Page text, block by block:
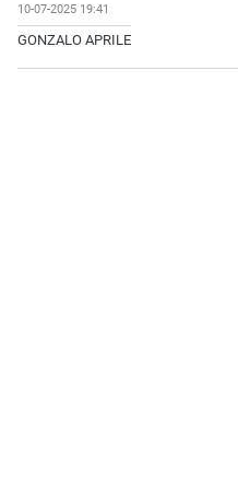
10-07-2025 19:41
GONZALO APRILE